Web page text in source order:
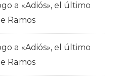
a «Adiós», el último
Ramos
a «Adiós», el último
Ramos